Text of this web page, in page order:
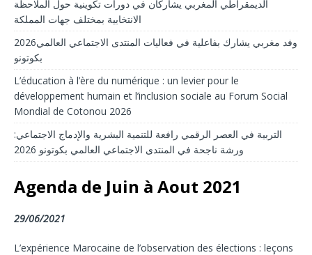
الديمقراطي المغربي يشاركان في دورات تكوينية حول الملاحظة
الانتخابية بمختلف جهات المملكة
2026وفد مغربي يشارك بفاعلية في فعاليات المنتدى الاجتماعي العالمي
بكوتونو
L’éducation à l’ère du numérique : un levier pour le
développement humain et l’inclusion sociale au Forum Social
Mondial de Cotonou 2026
التربية في العصر الرقمي رافعة للتنمية البشرية والإدماج الاجتماعي:
ورشة ناجحة في المنتدى الاجتماعي العالمي بكوتونو 2026
Agenda de Juin à Aout 2021
29/06/2021
L’expérience Marocaine de l’observation des élections : leçons